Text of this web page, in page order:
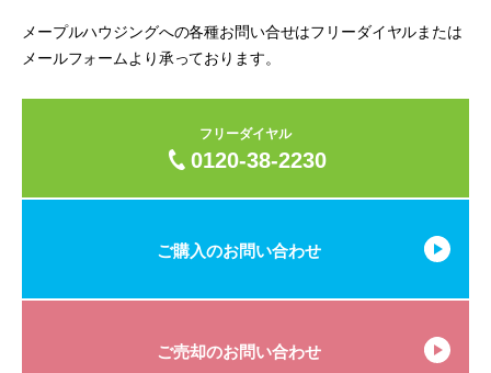
メープルハウジングへの各種お問い合せはフリーダイヤルまたは
メールフォームより承っております。
フリーダイヤル
0120-38-2230
ご購入のお問い合わせ
ご売却のお問い合わせ